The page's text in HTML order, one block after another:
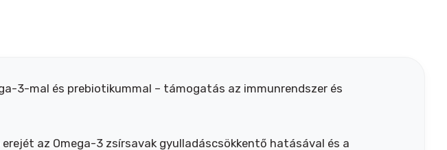
mennyiség
3-mal és prebiotikummal – támogatás az immunrendszer és
az Omega-3 zsírsavak gyulladáscsökkentő hatásával és a